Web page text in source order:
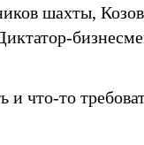
шахты,
и что-то